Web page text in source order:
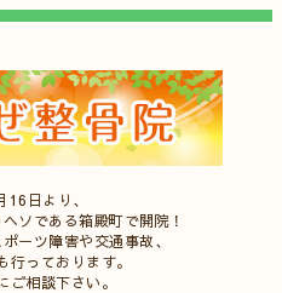
日より、
ソである箱殿町で開院！
ーツ障害や交通事故、
行っております。
ご相談下さい。